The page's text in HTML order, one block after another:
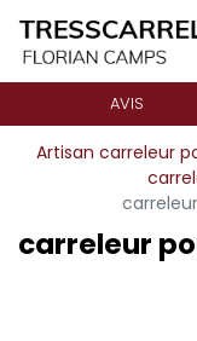
AVIS
Artisan carreleur
carreleur